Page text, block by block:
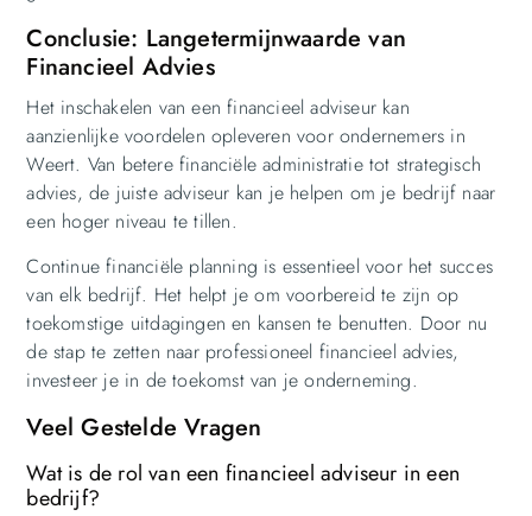
Conclusie: Langetermijnwaarde van
Financieel Advies
Het inschakelen van een financieel adviseur kan
aanzienlijke voordelen opleveren voor ondernemers in
Weert. Van betere financiële administratie tot strategisch
advies, de juiste adviseur kan je helpen om je bedrijf naar
een hoger niveau te tillen.
Continue financiële planning is essentieel voor het succes
van elk bedrijf. Het helpt je om voorbereid te zijn op
toekomstige uitdagingen en kansen te benutten. Door nu
de stap te zetten naar professioneel financieel advies,
investeer je in de toekomst van je onderneming.
Veel Gestelde Vragen
Wat is de rol van een financieel adviseur in een
bedrijf?